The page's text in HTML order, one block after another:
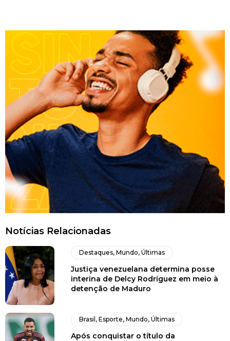
Notícias Relacionadas
Destaques,Mundo,Últimas
Justiça venezuelana determina posse
interina de Delcy Rodríguez em meio à
detenção de Maduro
Brasil ,Esporte,Mundo,Últimas
Após conquistar o título da